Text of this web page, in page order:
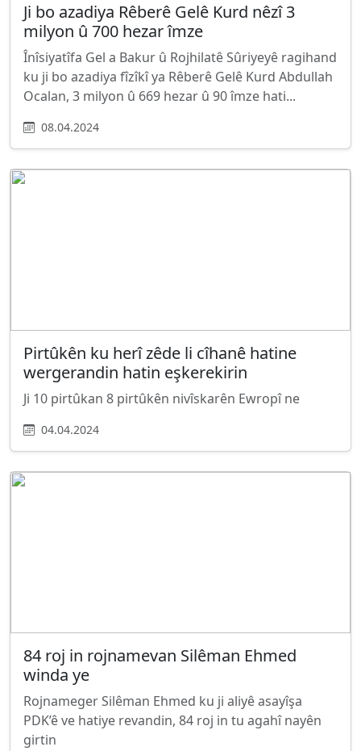
Ji bo azadiya Rêberê Gelê Kurd nêzî 3
milyon û 700 hezar îmze
Înîsiyatîfa Gel a Bakur û Rojhilatê Sûriyeyê ragihand
ku ji bo azadiya fîzîkî ya Rêberê Gelê Kurd Abdullah
Ocalan, 3 milyon û 669 hezar û 90 îmze hati...
08.04.2024
Pirtûkên ku herî zêde li cîhanê hatine
wergerandin hatin eşkerekirin
Ji 10 pirtûkan 8 pirtûkên nivîskarên Ewropî ne
04.04.2024
84 roj in rojnamevan Silêman Ehmed
winda ye
Rojnameger Silêman Ehmed ku ji aliyê asayîşa
PDK’ê ve hatiye revandin, 84 roj in tu agahî nayên
girtin